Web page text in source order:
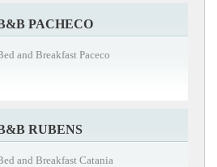
PACHECO
and Breakfast Paceco
RUBENS
and Breakfast Catania